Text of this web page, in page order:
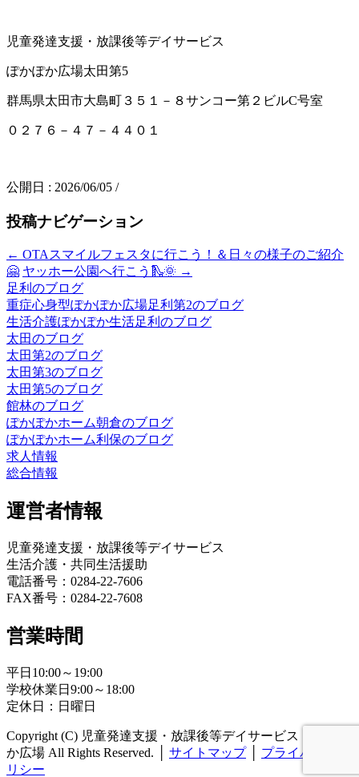
児童発達支援・放課後等デイサービス
ぽかぽか広場太田第5
群馬県太田市大島町３５１－８サンコー第２ビルC号室
０２７６－４７－４４０１
公開日 : 2026/06/05 /
投稿ナビゲーション
← OTAスマイルフェスタに行こう！＆日々の様子のご紹介
🤗 ヤッホー公園へ行こう🛝🌞 →
足利のブログ
重症心身型ぽかぽか広場足利第2のブログ
生活介護ぽかぽか生活足利のブログ
太田のブログ
太田第2のブログ
太田第3のブログ
太田第5のブログ
館林のブログ
ぽかぽかホーム朝倉のブログ
ぽかぽかホーム利保のブログ
求人情報
総合情報
運営者情報
児童発達支援・放課後等デイサービス
生活介護・共同生活援助
電話番号：0284-22-7606
FAX番号：0284-22-7608
営業時間
平日10:00～19:00
学校休業日9:00～18:00
定休日：日曜日
Copyright (C) 児童発達支援・放課後等デイサービス ぽかぽ
か広場 All Rights Reserved.
サイトマップ
プライバシーポ
リシー